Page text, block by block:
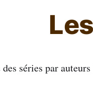
des séries par